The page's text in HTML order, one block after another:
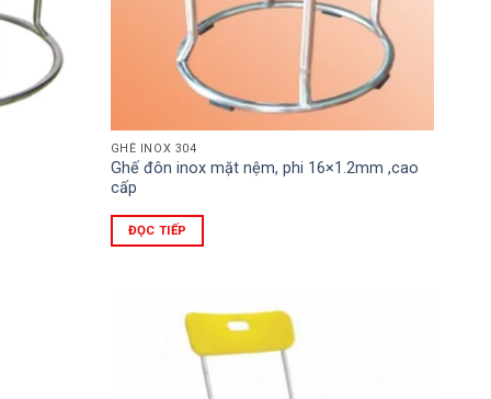
GHẾ INOX 304
Ghế đôn inox mặt nệm, phi 16×1.2mm ,cao
cấp
ĐỌC TIẾP